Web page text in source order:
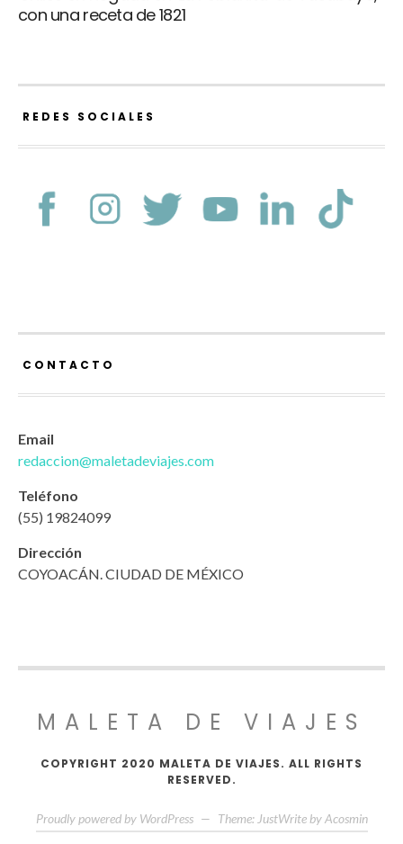
con una receta de 1821
REDES SOCIALES
CONTACTO
Email
redaccion@maletadeviajes.com
Teléfono
(55) 19824099
Dirección
COYOACÁN. CIUDAD DE MÉXICO
MALETA DE VIAJES
COPYRIGHT 2020 MALETA DE VIAJES. ALL RIGHTS
RESERVED.
Proudly powered by WordPress — Theme: JustWrite by Acosmin